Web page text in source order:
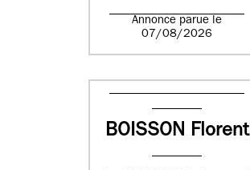
Annonce parue le
07/08/2026
BOISSON Florent